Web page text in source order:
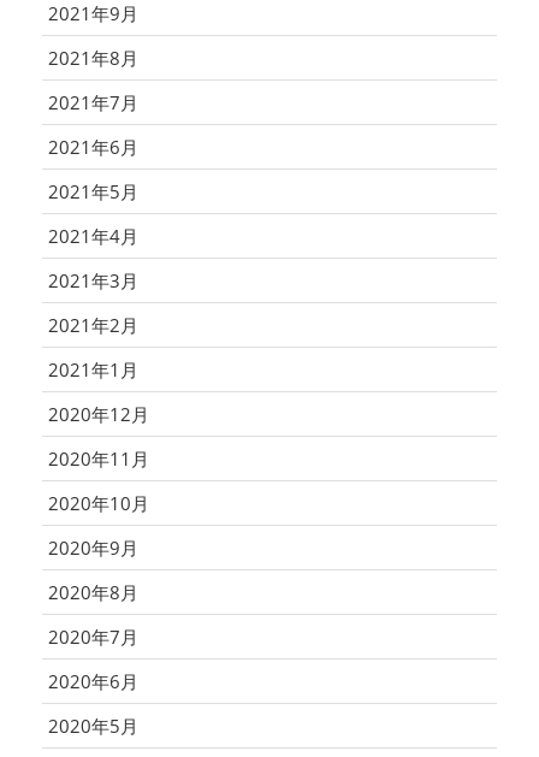
2021年9月
2021年8月
2021年7月
2021年6月
2021年5月
2021年4月
2021年3月
2021年2月
2021年1月
2020年12月
2020年11月
2020年10月
2020年9月
2020年8月
2020年7月
2020年6月
2020年5月